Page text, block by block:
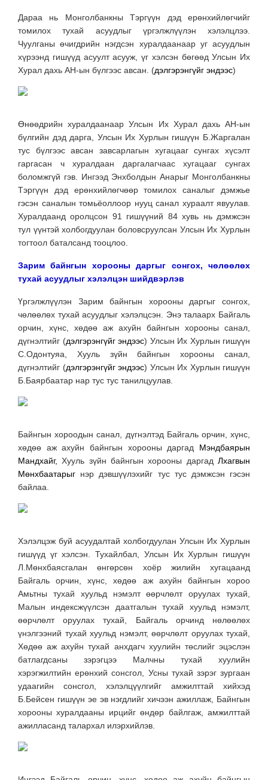
Дараа нь Монголбанкны Тэргүүн дэд ерөнхийлөгчийг
томилох тухай асуудлыг үргэлжлүүлэн хэлэлцлээ.
Чуулганы өчигдрийн нэгдсэн хуралдаанаар уг асуудлын
хүрээнд гишүүд асуулт асууж, үг хэлсэн бөгөөд Улсын Их
Хурал дахь АН-ын бүлгээс авсан. (дэлгэрэнгүйг эндээс)
Өнөөдрийн хуралдаанаар Улсын Их Хурал дахь АН-ын
бүлгийн дэд дарга, Улсын Их Хурлын гишүүн Б.Жаргалан
тус бүлгээс авсан завсарлагын хугацааг сунгах хүсэлт
гаргасан ч хуралдаан даргалагчаас хугацааг сунгах
боломжгүй гэв. Ингээд Энхболдын Анарыг Монголбанкны
Тэргүүн дэд ерөнхийлөгчөөр томилох саналыг дэмжье
гэсэн саналын томьёоллоор нууц санал хураалт явуулав.
Хуралдаанд оролцсон 91 гишүүний 84 хувь нь дэмжсэн
тул үүнтэй холбогдуулан боловсруулсан Улсын Их Хурлын
тогтоол баталсанд тооцлоо.
Зарим байнгын хорооны даргыг сонгох, чөлөөлөх
тухай асуудлыг хэлэлцэн шийдвэрлэв
Үргэлжлүүлэн Зарим байнгын хорооны даргыг сонгох,
чөлөөлөх тухай асуудлыг хэлэлцсэн. Энэ талаарх Байгаль
орчин, хүнс, хөдөө аж ахуйн байнгын хорооны санал,
дүгнэлтийг (дэлгэрэнгүйг эндээс) Улсын Их Хурлын гишүүн
С.Одонтуяа, Хууль зүйн байнгын хорооны санал,
дүгнэлтийг (дэлгэрэнгүйг эндээс) Улсын Их Хурлын гишүүн
Б.Баярбаатар нар тус тус танилцуулав.
Байнгын хороодын санал, дүгнэлтэд Байгаль орчин, хүнс,
хөдөө аж ахуйн байнгын хорооны даргад Мэндбаярын
Мандхайг, Хууль зүйн байнгын хорооны даргад Лхагвын
Мөнхбаатарыг нэр дэвшүүлэхийг тус тус дэмжсэн гэсэн
байлаа.
Хэлэлцэж буй асуудалтай холбогдуулан Улсын Их Хурлын
гишүүд үг хэлсэн. Тухайлбал, Улсын Их Хурлын гишүүн
Л.Мөнхбаясгалан өнгөрсөн хоёр жилийн хугацаанд
Байгаль орчин, хүнс, хөдөө аж ахуйн байнгын хороо
Амьтны тухай хуульд нэмэлт өөрчлөлт оруулах тухай,
Малын индексжүүлсэн даатгалын тухай хуульд нэмэлт,
өөрчлөлт оруулах тухай, Байгаль орчинд нөлөөлөх
үнэлгээний тухай хуульд нэмэлт, өөрчлөлт оруулах тухай,
Хөдөө аж ахуйн тухай анхдагч хуулийн төслийг эцэслэн
батлагдсаны зэрэгцээ Малчны тухай хуулийн
хэрэгжилтийн ерөнхий сонсгол, Усны тухай зэрэг зургаан
удаагийн сонсгол, хэлэлцүүлгийг амжилттай хийхэд
Б.Бейсен гишүүн эе эв нэгдлийг хичээн ажиллаж, Байнгын
хорооны хуралдааны ирцийг өндөр байлгаж, амжилттай
ажилласанд талархал илэрхийлэв.